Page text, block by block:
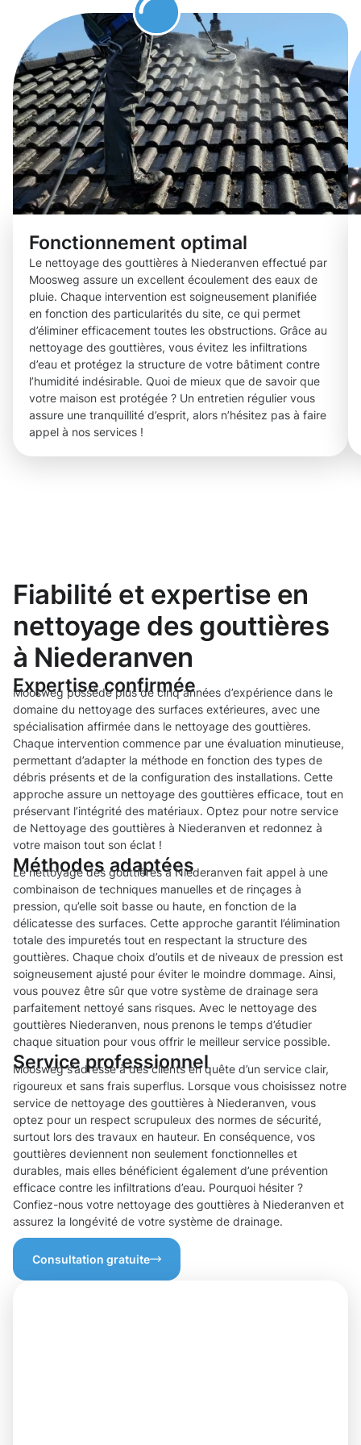
Fonctionnement optimal
Le nettoyage des gouttières à Niederanven effectué par
Moosweg assure un excellent écoulement des eaux de
pluie. Chaque intervention est soigneusement planifiée
en fonction des particularités du site, ce qui permet
d’éliminer efficacement toutes les obstructions. Grâce au
nettoyage des gouttières, vous évitez les infiltrations
d’eau et protégez la structure de votre bâtiment contre
l’humidité indésirable. Quoi de mieux que de savoir que
votre maison est protégée ? Un entretien régulier vous
assure une tranquillité d’esprit, alors n’hésitez pas à faire
appel à nos services !
Fiabilité et expertise en
nettoyage des gouttières
à Niederanven
Expertise confirmée
Moosweg possède plus de cinq années d’expérience dans le
domaine du nettoyage des surfaces extérieures, avec une
spécialisation affirmée dans le nettoyage des gouttières.
Chaque intervention commence par une évaluation minutieuse,
permettant d’adapter la méthode en fonction des types de
débris présents et de la configuration des installations. Cette
approche assure un nettoyage des gouttières efficace, tout en
préservant l’intégrité des matériaux. Optez pour notre service
de Nettoyage des gouttières à Niederanven et redonnez à
votre maison tout son éclat !
Méthodes adaptées
Le nettoyage des gouttières à Niederanven fait appel à une
combinaison de techniques manuelles et de rinçages à
pression, qu’elle soit basse ou haute, en fonction de la
délicatesse des surfaces. Cette approche garantit l’élimination
totale des impuretés tout en respectant la structure des
gouttières. Chaque choix d’outils et de niveaux de pression est
soigneusement ajusté pour éviter le moindre dommage. Ainsi,
vous pouvez être sûr que votre système de drainage sera
parfaitement nettoyé sans risques. Avec le nettoyage des
gouttières Niederanven, nous prenons le temps d’étudier
chaque situation pour vous offrir le meilleur service possible.
Service professionnel
Moosweg s’adresse à des clients en quête d’un service clair,
rigoureux et sans frais superflus. Lorsque vous choisissez notre
service de nettoyage des gouttières à Niederanven, vous
optez pour un respect scrupuleux des normes de sécurité,
surtout lors des travaux en hauteur. En conséquence, vos
gouttières deviennent non seulement fonctionnelles et
durables, mais elles bénéficient également d’une prévention
efficace contre les infiltrations d’eau. Pourquoi hésiter ?
Confiez-nous votre nettoyage des gouttières à Niederanven et
assurez la longévité de votre système de drainage.
Consultation gratuite